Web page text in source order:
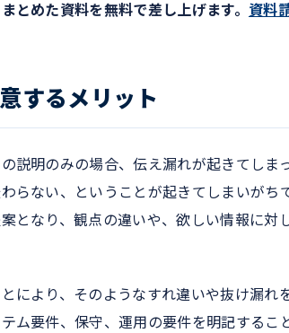
とめた資料を無料で差し上げます。 資料
するメリット
説明のみの場合、伝え漏れが起きてしま
らない、ということが起きてしまいがち
となり、観点の違いや、欲しい情報に対
により、そのようなすれ違いや抜け漏れ
ム要件、保守、運用の要件を明記するこ